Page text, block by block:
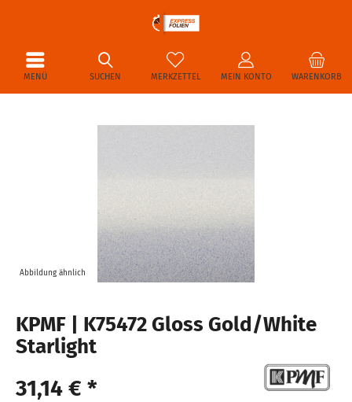
MENÜ WARENKORB
MERKZETTEL MEIN KONTO
SUCHEN
Abbildung ähnlich
KPMF | K75472 Gloss Gold/White
Starlight
31,14 € *